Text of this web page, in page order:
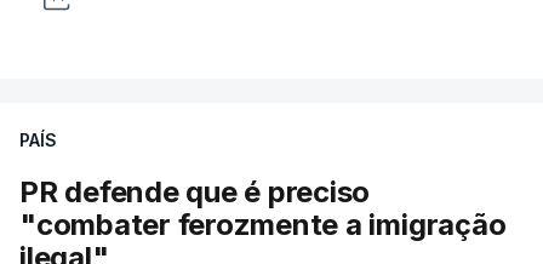
PAÍS
PR defende que é preciso
"combater ferozmente a imigração